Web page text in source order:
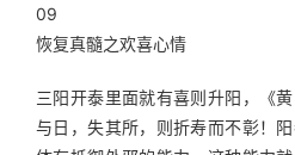
09
恢复真髓之欢喜心情
三阳开泰里面就有喜则升阳，《
与日，失其所，则折寿而不彰！